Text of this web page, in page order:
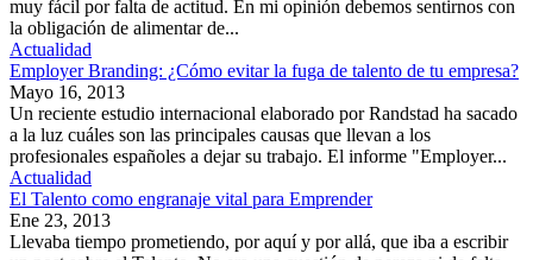
muy fácil por falta de actitud. En mi opinión debemos sentirnos con
la obligación de alimentar de...
Actualidad
Employer Branding: ¿Cómo evitar la fuga de talento de tu empresa?
Mayo 16, 2013
Un reciente estudio internacional elaborado por Randstad ha sacado
a la luz cuáles son las principales causas que llevan a los
profesionales españoles a dejar su trabajo. El informe "Employer...
Actualidad
El Talento como engranaje vital para Emprender
Ene 23, 2013
Llevaba tiempo prometiendo, por aquí y por allá, que iba a escribir